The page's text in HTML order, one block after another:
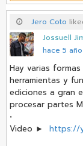
Jero Coto
Jossuell
hace 5
Hay varias
herramientas y
ediciones a gran
procesar partes
•
Video ►
https://